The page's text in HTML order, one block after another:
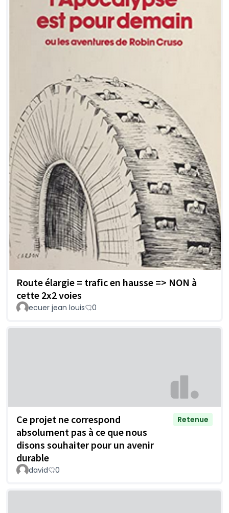
Route élargie = trafic en hausse => NON à
cette 2x2 voies
ecuer jean louis 0
Ce projet ne correspond
absolument pas à ce que nous
disons souhaiter pour un avenir
durable
Retenue
david 0